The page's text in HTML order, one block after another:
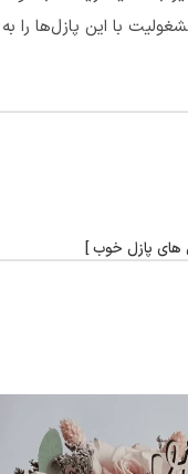
با این پازل‌ها
های پازل خوب ]